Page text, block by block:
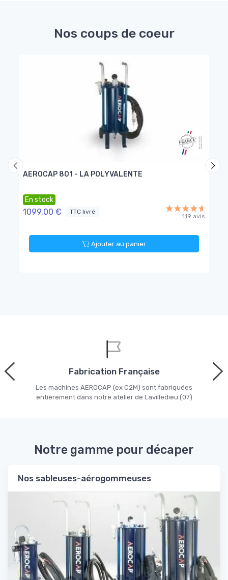
Nos coups de coeur
AEROCAP 801 - LA POLYVALENTE
En stock
1099.00 € TTC livré
119 avis
Ajouter au panier
Fabrication Française
Les machines AEROCAP (ex C2M) sont fabriquées
entièrement dans notre atelier de Lavilledieu (07)
Notre gamme pour décaper
Nos sableuses-aérogommeuses